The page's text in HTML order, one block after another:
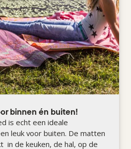
binnen én buiten!
is echt een ideale
leuk voor buiten. De matten
in de keuken, de hal, op de